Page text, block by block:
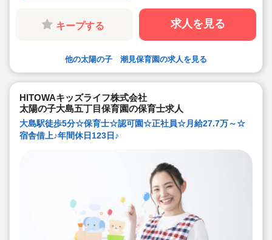
◇多彩なキャリアアップ研修 / 年間100以上実施 / 充実し
たバックアップ！
キープする 求人を見る
他の太陽の子 潮見保育園の求人を見る
HITOWAキッズライフ株式会社
太陽の子大島五丁目保育園の保育士求人
大島駅徒歩5分☆保育士☆認可園☆正社員☆月給27.7万～☆
宿舎借上♪年間休日123日♪